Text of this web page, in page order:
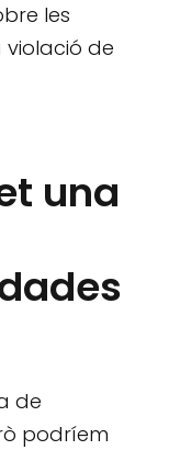
les
violació de
una
de
podríem